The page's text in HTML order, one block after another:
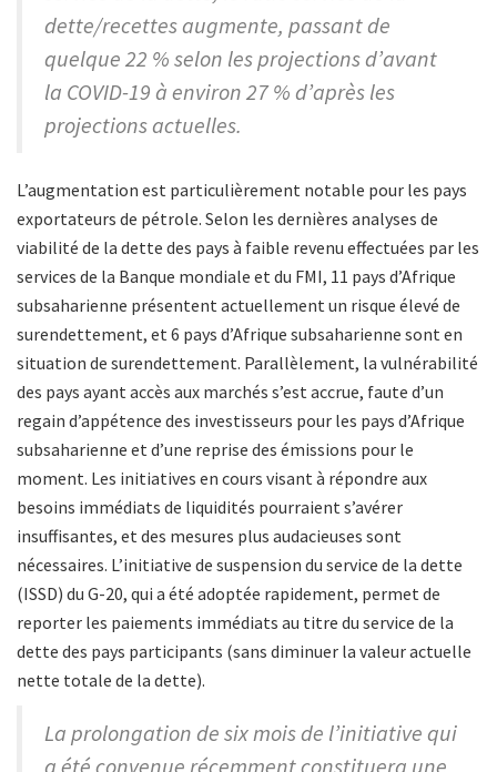
dette/recettes augmente, passant de
quelque 22 % selon les projections d’avant
la COVID-19 à environ 27 % d’après les
projections actuelles.
L’augmentation est particulièrement notable pour les pays
exportateurs de pétrole. Selon les dernières analyses de
viabilité de la dette des pays à faible revenu effectuées par les
services de la Banque mondiale et du FMI, 11 pays d’Afrique
subsaharienne présentent actuellement un risque élevé de
surendettement, et 6 pays d’Afrique subsaharienne sont en
situation de surendettement. Parallèlement, la vulnérabilité
des pays ayant accès aux marchés s’est accrue, faute d’un
regain d’appétence des investisseurs pour les pays d’Afrique
subsaharienne et d’une reprise des émissions pour le
moment. Les initiatives en cours visant à répondre aux
besoins immédiats de liquidités pourraient s’avérer
insuffisantes, et des mesures plus audacieuses sont
nécessaires. L’initiative de suspension du service de la dette
(ISSD) du G-20, qui a été adoptée rapidement, permet de
reporter les paiements immédiats au titre du service de la
dette des pays participants (sans diminuer la valeur actuelle
nette totale de la dette).
La prolongation de six mois de l’initiative qui
a été convenue récemment constituera une